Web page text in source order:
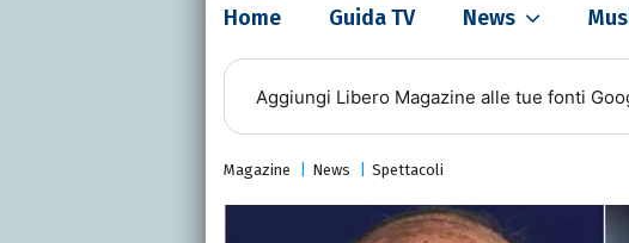
Home Guida TV News
Aggiungi Libero Magazine alle tue fonti
Magazine News Spettacoli